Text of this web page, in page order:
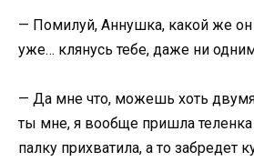
— Помилуй, Аннушка, какой же
уже… клянусь тебе, даже ни
— Да мне что, можешь хоть
ты мне, я вообще пришла теленка
палку прихватила, а то забредет